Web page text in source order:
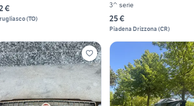
€
(TO)
3^ serie
25 €
Piadena Drizzona (CR)